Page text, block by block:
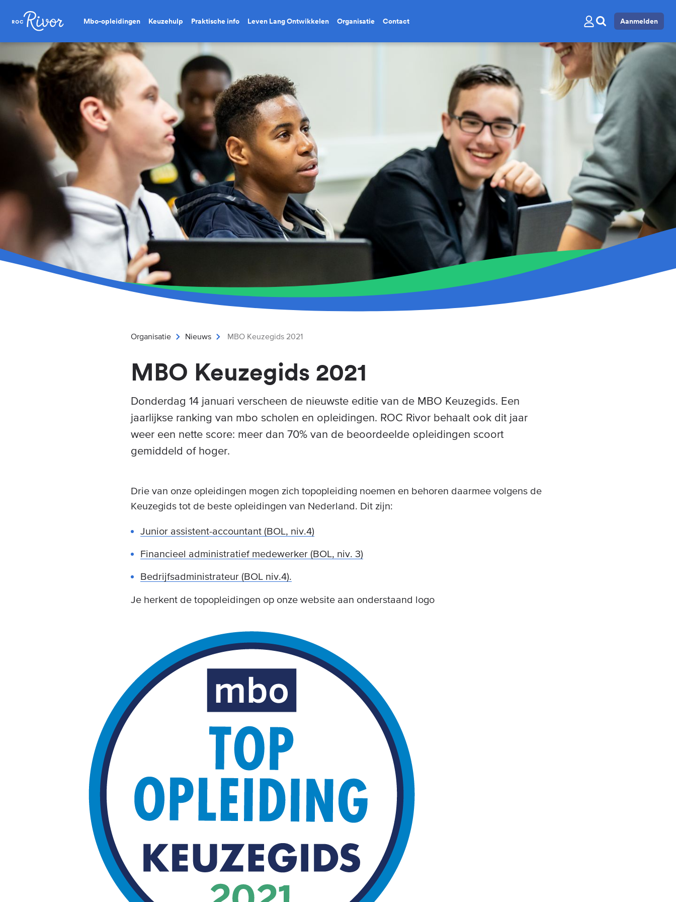
Mbo-opleidingen Keuzehulp Praktische info Leven Lang Ontwikkelen Organisatie Contact Aanmelden
Organisatie Nieuws MBO Keuzegids 2021
MBO Keuzegids 2021
Donderdag 14 januari verscheen de nieuwste editie van de MBO Keuzegids. Een
jaarlijkse ranking van mbo scholen en opleidingen. ROC Rivor behaalt ook dit jaar
weer een nette score: meer dan 70% van de beoordeelde opleidingen scoort
gemiddeld of hoger.
Drie van onze opleidingen mogen zich topopleiding noemen en behoren daarmee volgens de
Keuzegids tot de beste opleidingen van Nederland. Dit zijn:
Junior assistent-accountant (BOL, niv.4)
Financieel administratief medewerker (BOL, niv. 3)
Bedrijfsadministrateur (BOL niv.4).
Je herkent de topopleidingen op onze website aan onderstaand logo